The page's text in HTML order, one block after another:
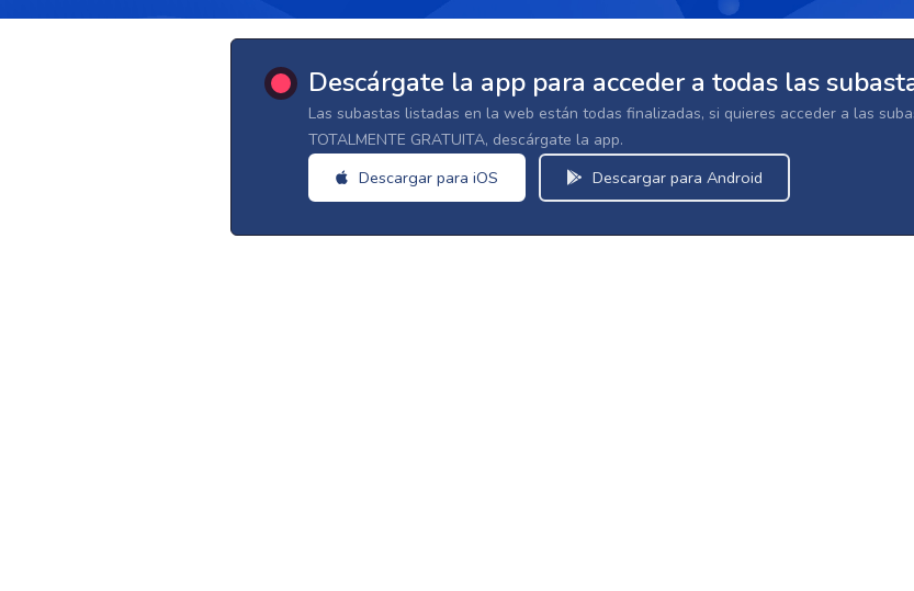
Descárgate la app para acceder a todas las
Las subastas listadas en la web están todas finalizadas, si quieres acceder a las
TOTALMENTE GRATUITA, descárgate la app.
Descargar para iOS Descargar para Android